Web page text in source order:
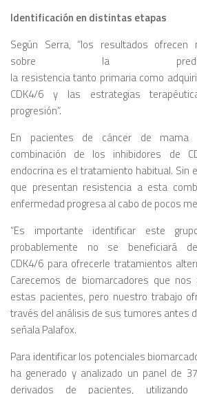
Identificación en distintas etapas
Según Serra, “los resultados ofrecen
sobre la
la resistencia tanto primaria como
CDK4/6 y las estrategias
progresión”.
En pacientes de cáncer de mama
combinación de los inhibidores de
endocrina es el tratamiento habitual. Sin
que presentan resistencia a esta
enfermedad progresa al cabo de pocos
“Es importante identificar este
probablemente no se beneficiará
CDK4/6 para ofrecerle tratamientos
Carecemos de biomarcadores que
estas pacientes, pero nuestro trabajo
través del análisis de sus tumores antes
señala Palafox.
Para identificar los potenciales
ha generado y analizado un panel de
derivados de pacientes, utilizando